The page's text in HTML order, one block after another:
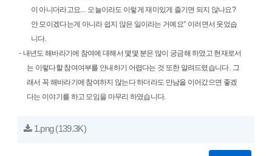
이 아니더라고요... 오늘이라도 이렇게 재미있게 즐기면 되지 않나요?
안 모이겠다는게 아니라 쉽지 않은 일이라는 거예요” 이러면서 웃었습
니다.
- 내년도 해바라기에 참여에 대해서 몇몇 분은 많이 궁금해 하였고 현재로서
는 이렇다할 참여여부를 안내하기 어렵다는 것 또한 알려드렸습니다. 그
래서 꼭 해바라기에 참여하지 않는다 하더라도 만남을 이어갔으면 좋겠
다는 이야기를 하고 모임을 마무리 하였습니다.
1.png(139.3K)